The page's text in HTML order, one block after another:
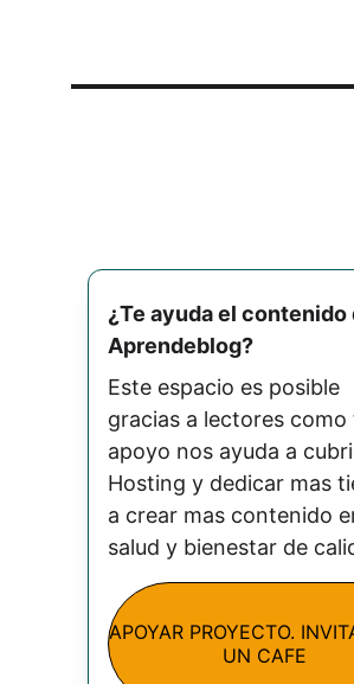
¿Te ayuda el contenido
Aprendeblog?
Este espacio es posible
gracias a lectores como
apoyo nos ayuda a
Hosting y dedicar mas
a crear mas contenido
salud y bienestar de
APOYAR PROYECTO.
UN CAFE